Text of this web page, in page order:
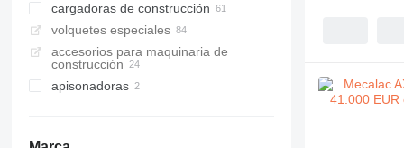
excavadoras de ruedas
miniexcavadoras
retroexcavadoras
excavadoras de cadenas
excavadoras de minería
cargadoras de construcción
cargadoras de ruedas
cargadoras de ruedas telescópicas
cargadoras multifuncionales
volquetes especiales
minivolquetes
volquetes articulados
accesorios para maquinaria de
construcción
apisonadoras